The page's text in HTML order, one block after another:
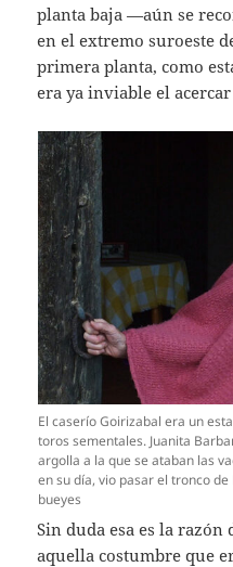
planta baja —aún se
en el extremo suroeste
primera planta, como
era ya inviable el
El caserío Goirizabal era un
toros sementales. Juanita
argolla a la que se ataban las
en su día, vio pasar el tronco
bueyes
Sin duda esa es la razón
aquella costumbre que